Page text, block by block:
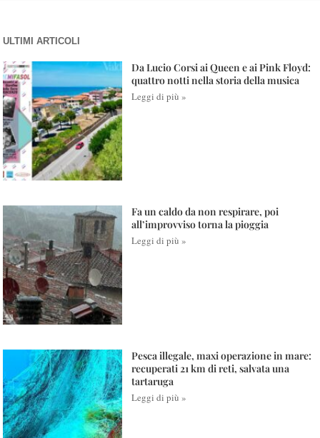
ULTIMI ARTICOLI
Da Lucio Corsi ai Queen e ai Pink Floyd:
quattro notti nella storia della musica
Leggi di più »
Fa un caldo da non respirare, poi
all’improvviso torna la pioggia
Leggi di più »
Pesca illegale, maxi operazione in mare:
recuperati 21 km di reti, salvata una
tartaruga
Leggi di più »